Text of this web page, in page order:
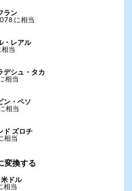
ラン
に相当
・レアル
相当
デシュ・タカ
相当
ン・ペソ
相当
ド ズロチ
相当
変換する
ドル
相当